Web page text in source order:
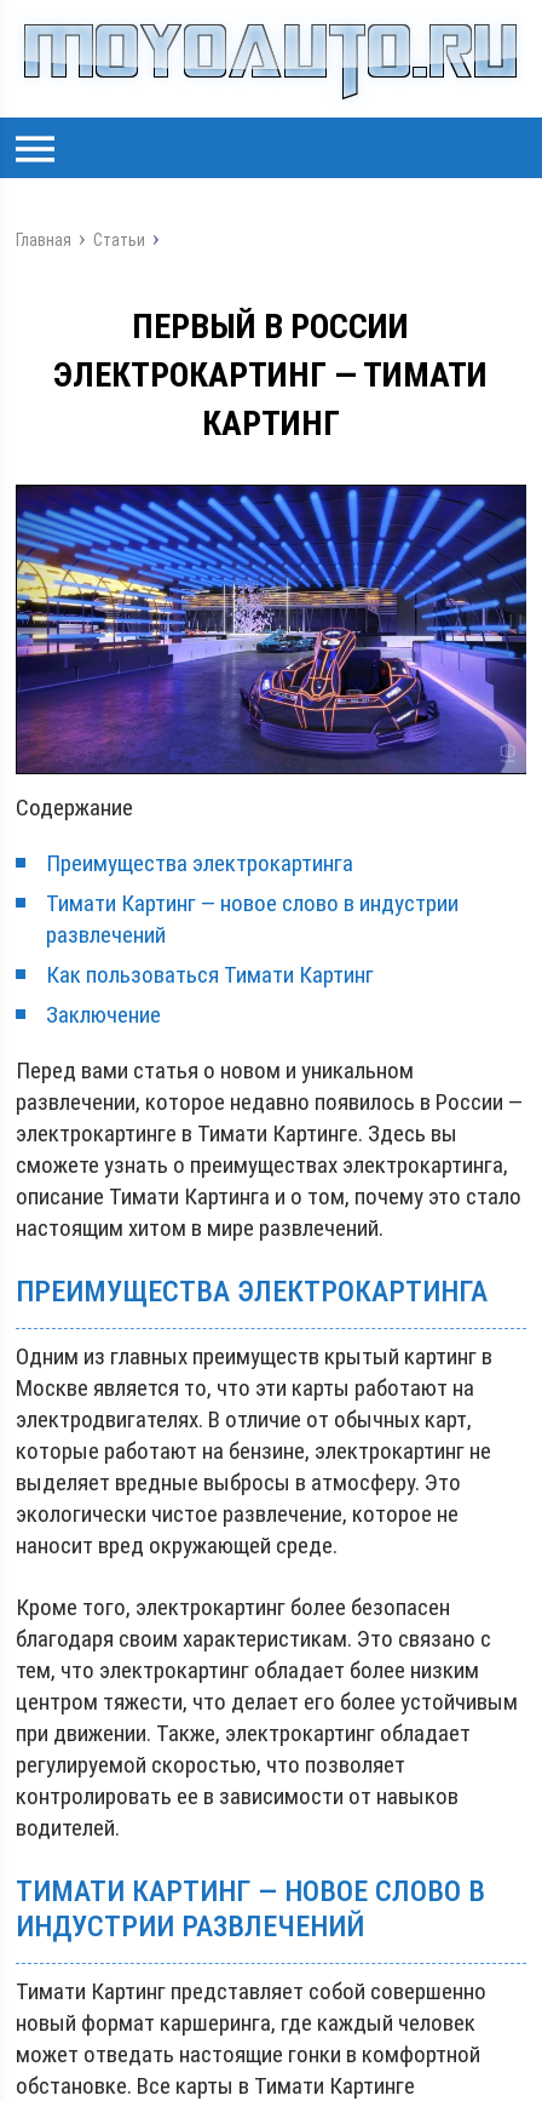
Главная Статьи
ПЕРВЫЙ В РОССИИ
ЭЛЕКТРОКАРТИНГ — ТИМАТИ
КАРТИНГ
Содержание
Преимущества электрокартинга
Тимати Картинг — новое слово в индустрии
развлечений
Как пользоваться Тимати Картинг
Заключение
Перед вами статья о новом и уникальном
развлечении, которое недавно появилось в России —
электрокартинге в Тимати Картинге. Здесь вы
сможете узнать о преимуществах электрокартинга,
описание Тимати Картинга и о том, почему это стало
настоящим хитом в мире развлечений.
ПРЕИМУЩЕСТВА ЭЛЕКТРОКАРТИНГА
Одним из главных преимуществ крытый картинг в
Москве является то, что эти карты работают на
электродвигателях. В отличие от обычных карт,
которые работают на бензине, электрокартинг не
выделяет вредные выбросы в атмосферу. Это
экологически чистое развлечение, которое не
наносит вред окружающей среде.
Кроме того, электрокартинг более безопасен
благодаря своим характеристикам. Это связано с
тем, что электрокартинг обладает более низким
центром тяжести, что делает его более устойчивым
при движении. Также, электрокартинг обладает
регулируемой скоростью, что позволяет
контролировать ее в зависимости от навыков
водителей.
ТИМАТИ КАРТИНГ — НОВОЕ СЛОВО В
ИНДУСТРИИ РАЗВЛЕЧЕНИЙ
Тимати Картинг представляет собой совершенно
новый формат каршеринга, где каждый человек
может отведать настоящие гонки в комфортной
обстановке. Все карты в Тимати Картинге